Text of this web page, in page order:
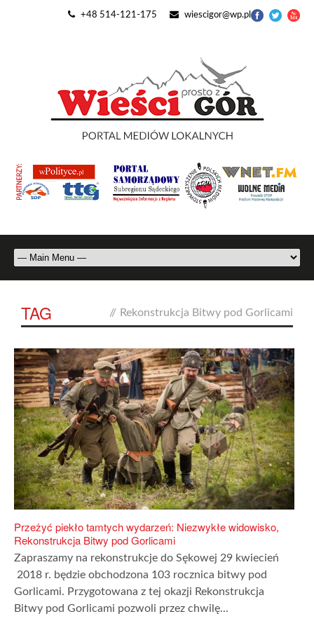
+48 514-121-175 wiescigor@wp.pl
TAG // Rekonstrukcja Bitwy pod Gorlicami
Przeżyć piekło tamtych wydarzeń: Niezwykłe widowisko,
Rekonstrukcja Bitwy pod Gorlicami
Zapraszamy na rekonstrukcje do Sękowej 29 kwiecień
2018 r. będzie obchodzona 103 rocznica bitwy pod
Gorlicami. Przygotowana z tej okazji Rekonstrukcja
Bitwy pod Gorlicami pozwoli przez chwilę...